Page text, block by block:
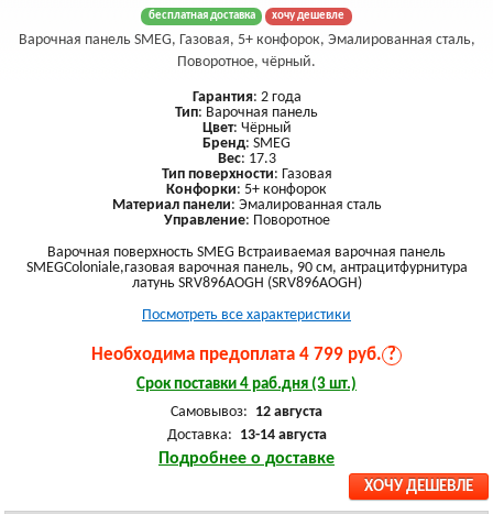
бесплатная доставка хочу дешевле
Варочная панель SMEG, Газовая, 5+ конфорок, Эмалированная сталь,
Поворотное, чёрный.
Гарантия: 2 года
Тип: Варочная панель
Цвет: Чёрный
Бренд: SMEG
Вес: 17.3
Тип поверхности: Газовая
Конфорки: 5+ конфорок
Материал панели: Эмалированная сталь
Управление: Поворотное
Варочная поверхность SMEG Встраиваемая варочная панель
SMEGColoniale,газовая варочная панель, 90 см, антрацитфурнитура
латунь SRV896AOGH (SRV896AOGH)
Посмотреть все характеристики
Необходима предоплата 4 799 руб. ?
Срок поставки 4 раб.дня (3 шт.)
Самовывоз: 12 августа
Доставка: 13-14 августа
Подробнее о доставке
ХОЧУ ДЕШЕВЛЕ